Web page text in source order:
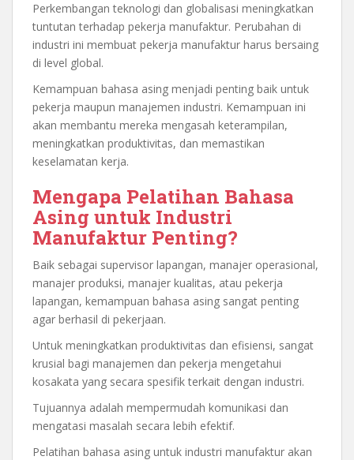
Perkembangan teknologi dan globalisasi meningkatkan
tuntutan terhadap pekerja manufaktur. Perubahan di
industri ini membuat pekerja manufaktur harus bersaing
di level global.
Kemampuan bahasa asing menjadi penting baik untuk
pekerja maupun manajemen industri. Kemampuan ini
akan membantu mereka mengasah keterampilan,
meningkatkan produktivitas, dan memastikan
keselamatan kerja.
Mengapa Pelatihan Bahasa
Asing untuk Industri
Manufaktur Penting?
Baik sebagai supervisor lapangan, manajer operasional,
manajer produksi, manajer kualitas, atau pekerja
lapangan, kemampuan bahasa asing sangat penting
agar berhasil di pekerjaan.
Untuk meningkatkan produktivitas dan efisiensi, sangat
krusial bagi manajemen dan pekerja mengetahui
kosakata yang secara spesifik terkait dengan industri.
Tujuannya adalah mempermudah komunikasi dan
mengatasi masalah secara lebih efektif.
Pelatihan bahasa asing untuk industri manufaktur akan